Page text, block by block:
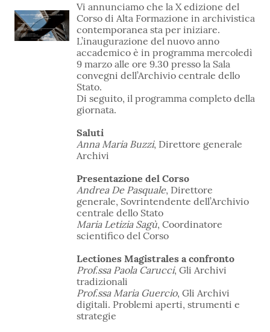
Vi annunciamo che la X edizione del
Corso di Alta Formazione in archivistica
contemporanea sta per iniziare.
L’inaugurazione del nuovo anno
accademico è in programma mercoledì
9 marzo alle ore 9.30 presso la Sala
convegni dell’Archivio centrale dello
Stato.
Di seguito, il programma completo della
giornata.
Saluti
Anna Maria Buzzi, Direttore generale
Archivi
Presentazione del Corso
Andrea De Pasquale, Direttore
generale, Sovrintendente dell’Archivio
centrale dello Stato
Maria Letizia Sagù, Coordinatore
scientifico del Corso
Lectiones Magistrales a confronto
Prof.ssa Paola Carucci, Gli Archivi
tradizionali
Prof.ssa Maria Guercio, Gli Archivi
digitali. Problemi aperti, strumenti e
strategie